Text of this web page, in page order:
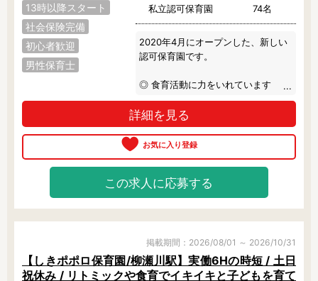
13時以降スタート
社会保険完備
初心者歓迎
男性保育士
私立認可保育園
74名
2020年4月にオープンした、新しい
認可保育園です。
◎ 食育活動に力をいれています
栄養バランスの取れたオリジナルの
給食を提供しています。
トウモロコシの皮むきやスイカ割
り、クリスマスになればケーキの飾
の興味を引き出します。
◎ 英語も身近な存在に
外国人講師を毎週招き、遊びの中で
子どもたちの可能性を広げます。
また、ハロウィンやクリスマスは盛
大に行なっているので、本場の雰囲
詳細を見る
この求人に応募する
掲載期間：2026/08/01 ～ 2026/10/31
【しきポポロ保育園/柳瀬川駅】実働6Hの時短 / 土日
祝休み / リトミックや食育でイキイキと子どもを育て